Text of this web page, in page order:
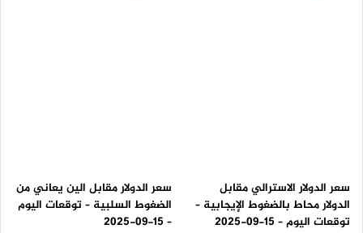
سعر الدولار الاسترالي مقابل
الدولار محاط بالضغوط الإيجابية –
توقعات اليوم – 15-09-2025
سعر الدولار مقابل الين يعاني من
الضغوط السلبية – توقعات اليوم
– 15-09-2025